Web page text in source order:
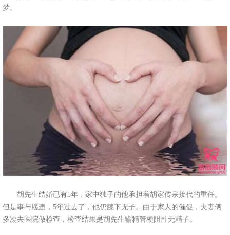
梦。
胡先生结婚已有5年，家中独子的他承担着胡家传宗接代的重任。
但是事与愿违，5年过去了，他仍膝下无子。由于家人的催促，夫妻俩
多次去医院做检查，检查结果是胡先生输精管梗阻性无精子。